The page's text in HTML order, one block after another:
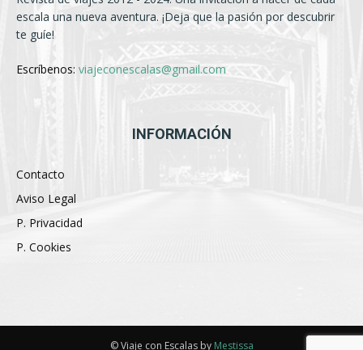
escala una nueva aventura. ¡Deja que la pasión por descubrir
te guíe!
Escríbenos: viajeconescalas@gmail.com
INFORMACIÓN
Contacto
Aviso Legal
P. Privacidad
P. Cookies
© Viaje con Escalas by Mestissa